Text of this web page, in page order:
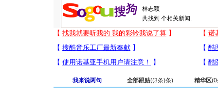
共找到 个相关新闻.
我来说两句 全部跟贴((3条)条) 精华区(0